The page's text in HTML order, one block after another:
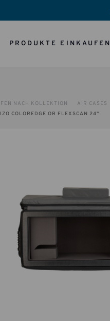
PRODUKTE EINKAUFEN
NACH KOLLEKTION
AIR CASES
COLOREDGE OR FLEXSCAN 24"